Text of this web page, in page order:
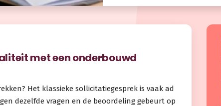
met een onderbouwd
Het klassieke sollicitatiegesprek is vaak ad
dezelfde vragen en de beoordeling gebeurt op